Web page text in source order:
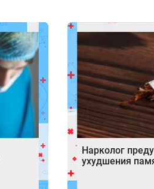
Нарколог
ухудшения